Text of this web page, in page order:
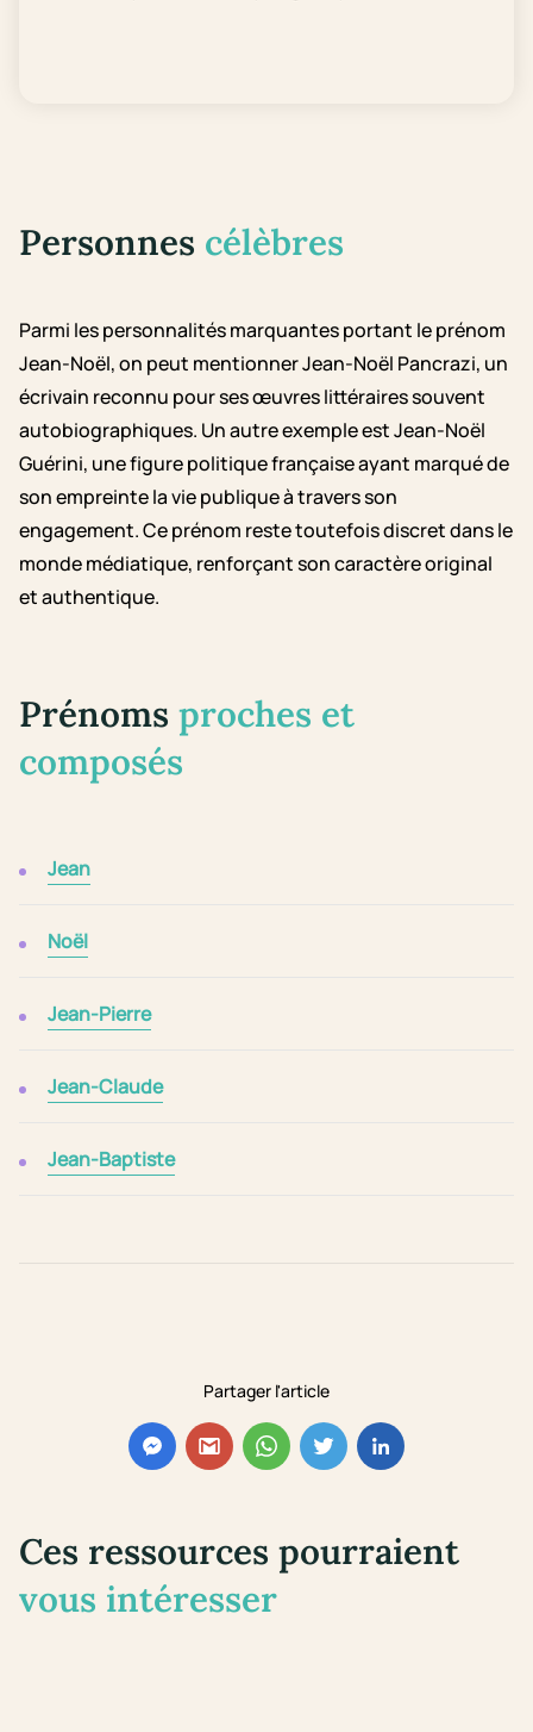
Partager l'article
Personnes célèbres
Parmi les personnalités marquantes portant le prénom
Jean-Noël, on peut mentionner Jean-Noël Pancrazi, un
écrivain reconnu pour ses œuvres littéraires souvent
autobiographiques. Un autre exemple est Jean-Noël
Guérini, une figure politique française ayant marqué de
son empreinte la vie publique à travers son
engagement. Ce prénom reste toutefois discret dans le
monde médiatique, renforçant son caractère original
et authentique.
Prénoms proches et
composés
Jean
Noël
Jean-Pierre
Jean-Claude
Jean-Baptiste
Ces ressources pourraient
vous intéresser